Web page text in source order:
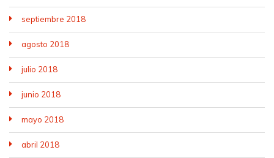
septiembre 2018
agosto 2018
julio 2018
junio 2018
mayo 2018
abril 2018